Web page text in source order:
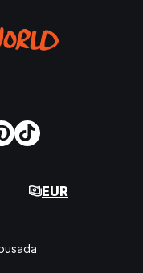
EUR